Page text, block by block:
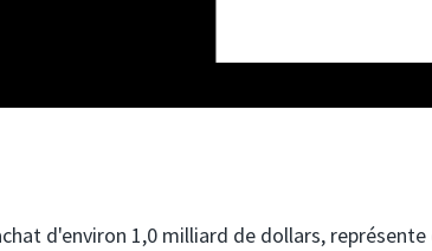
d'environ 1,0 milliard de dollars,